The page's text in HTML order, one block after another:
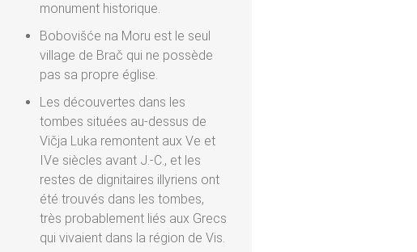
monument historique.
Bobovišće na Moru est le seul
village de Brač qui ne possède
pas sa propre église.
Les découvertes dans les
tombes situées au-dessus de
Vičja Luka remontent aux Ve et
IVe siècles avant J.-C., et les
restes de dignitaires illyriens ont
été trouvés dans les tombes,
très probablement liés aux Grecs
qui vivaient dans la région de Vis.